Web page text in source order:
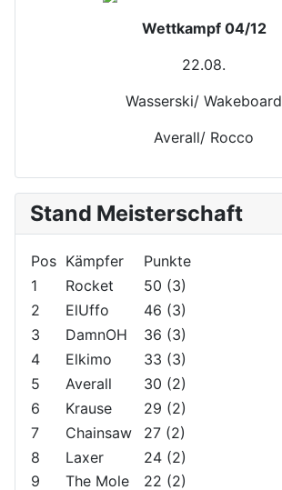
Wettkampf 04/12
22.08.
Wasserski/ Wakeboard
Averall/ Rocco
Stand Meisterschaft
Pos Kämpfer
Punkte
1
Rocket
50 (3)
2
ElUffo
46 (3)
3
DamnOH
36 (3)
4
Elkimo
33 (3)
5
Averall
30 (2)
6
Krause
29 (2)
7
Chainsaw
27 (2)
8
Laxer
24 (2)
9
The Mole 22 (2)